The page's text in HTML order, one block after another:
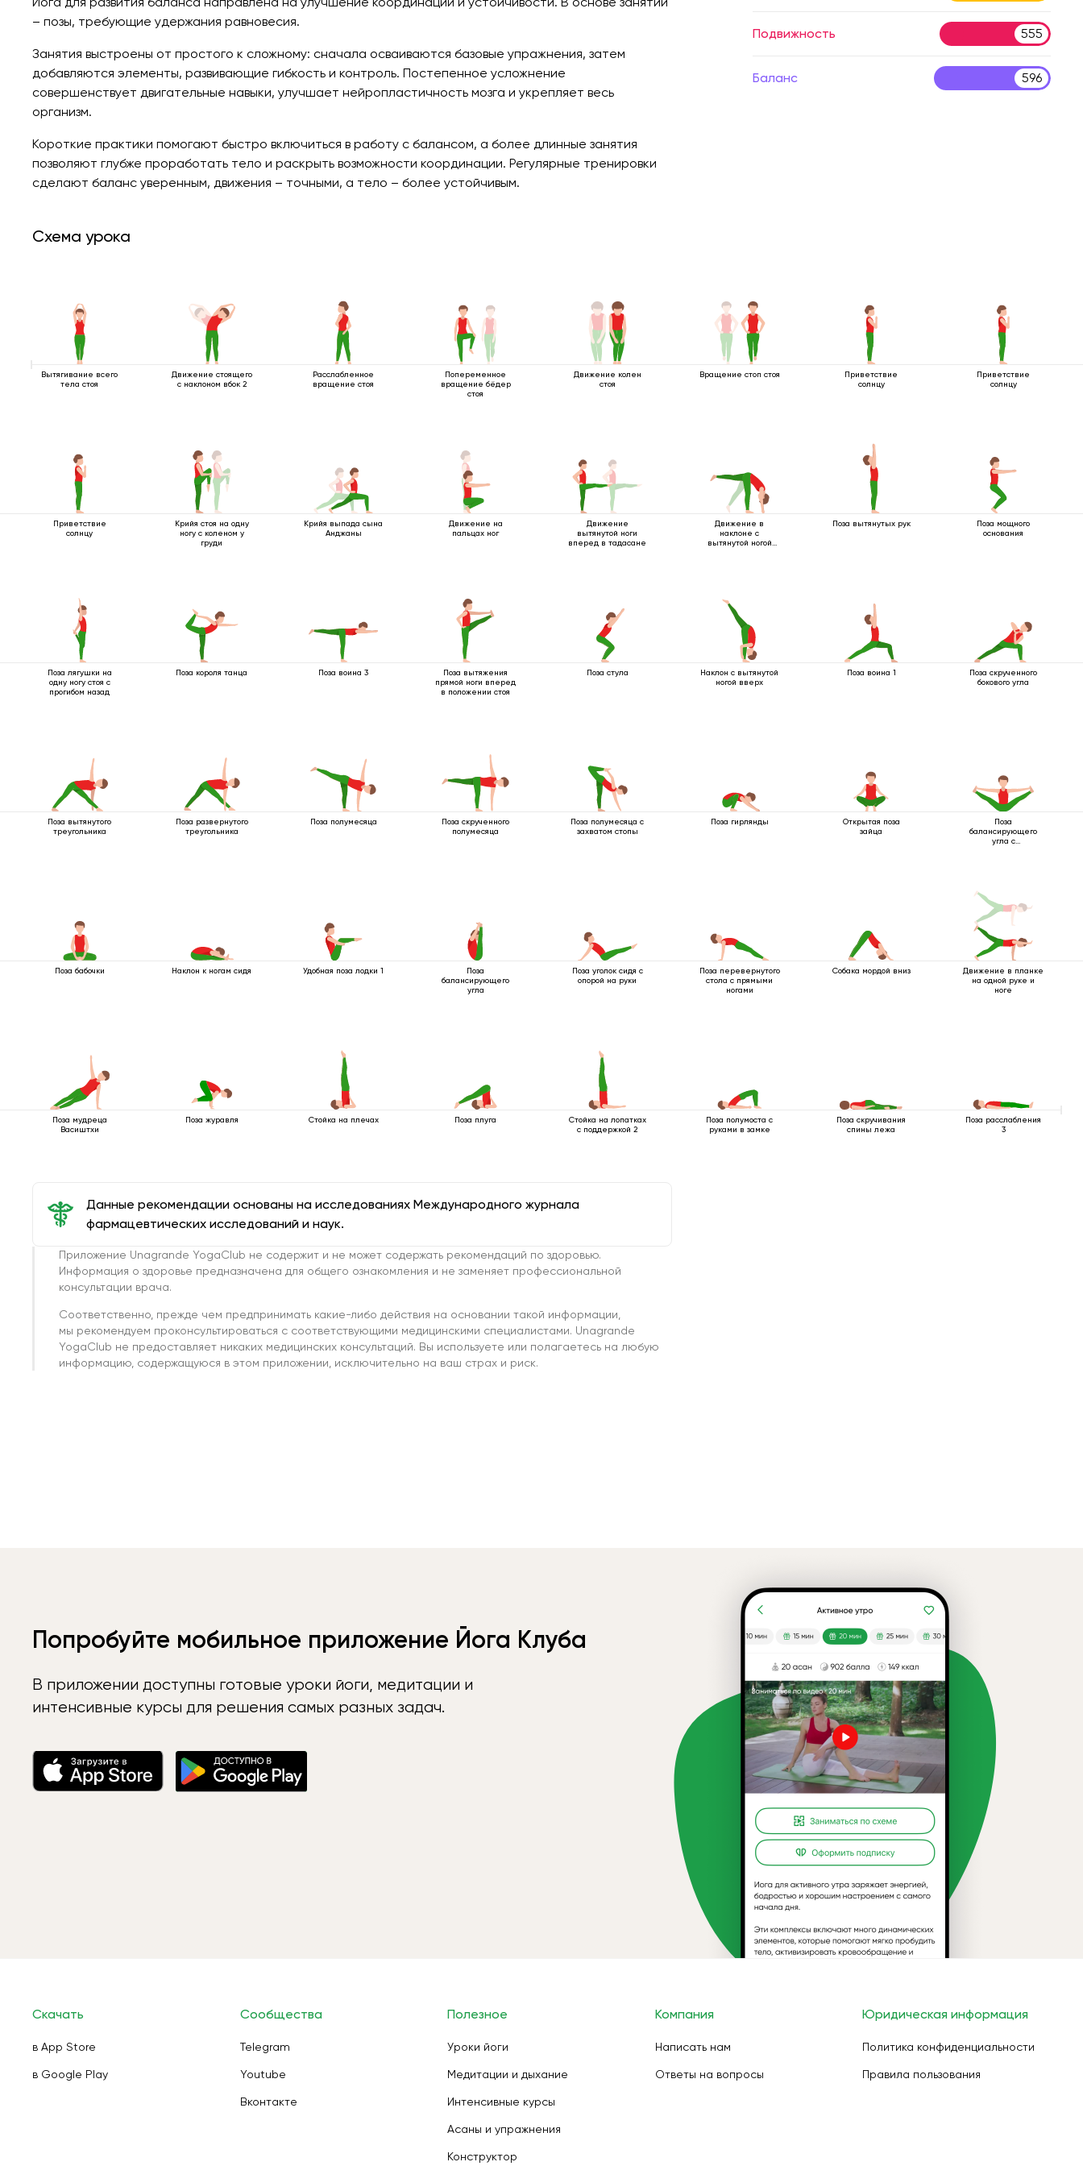
– позы, требующие удержания равновесия.
Занятия выстроены от простого к сложному: сначала осваиваются базовые упражнения, затем
добавляются элементы, развивающие гибкость и контроль. Постепенное усложнение
совершенствует двигательные навыки, улучшает нейропластичность мозга и укрепляет весь
организм.
Короткие практики помогают быстро включиться в работу с балансом, а более длинные занятия
позволяют глубже проработать тело и раскрыть возможности координации. Регулярные тренировки
сделают баланс уверенным, движения – точными, а тело – более устойчивым.
Подвижность 555
Баланс 596
Схема урока
Вытягивание всего
тела стоя
Движение стоящего
с наклоном вбок 2
Расслабленное
вращение стоя
Попеременное
вращение бёдер
стоя
Движение колен
стоя
Вращение стоп стоя
Приветствие
солнцу
Приветствие
солнцу
Приветствие
солнцу
Крийя стоя на одну
ногу с коленом у
груди
Крийя выпада сына
Анджаны
Движение на
пальцах ног
Движение
вытянутой ноги
вперед в тадасане
Движение в
наклоне с
вытянутой ногой
Поза вытянутых рук
Поза мощного
основания
Поза лягушки на
одну ногу стоя с
прогибом назад
Поза короля танца Поза воина 3
Поза вытяжения
прямой ноги вперед
в положении стоя
Поза стула
Наклон с вытянутой
ногой вверх
Поза воина 1
Поза скрученного
бокового угла
Поза вытянутого
треугольника
Поза развернутого
треугольника
Поза полумесяца
Поза скрученного
полумесяца
Поза полумесяца с
захватом стопы
Поза гирлянды
Открытая поза
зайца
Поза
балансирующего
угла с
Поза бабочки Наклон к ногам сидя Удобная поза лодки 1
Поза
балансирующего
угла
Поза уголок сидя с
опорой на руки
Поза перевернутого
стола с прямыми
ногами
Собака мордой вниз
Движение в планке
на одной руке и
ноге
Поза мудреца
Васиштхи
Поза журавля Стойка на плечах Поза плуга
Стойка на лопатках
с поддержкой 2
Поза полумоста с
руками в замке
Поза скручивания
спины лежа
Поза расслабления
3
Данные рекомендации основаны на исследованиях Международного журнала
фармацевтических исследований и наук.
Приложение Unagrande YogaClub не содержит и не может содержать рекомендаций по здоровью.
Информация о здоровье предназначена для общего ознакомления и не заменяет профессиональной
консультации врача.
Соответственно, прежде чем предпринимать какие-либо действия на основании такой информации,
мы рекомендуем проконсультироваться с соответствующими медицинскими специалистами. Unagrande
YogaClub не предоставляет никаких медицинских консультаций. Вы используете или полагаетесь на любую
информацию, содержащуюся в этом приложении, исключительно на ваш страх и риск.
Попробуйте мобильное приложение Йога Клуба
В приложении доступны готовые уроки йоги, медитации и
интенсивные курсы для решения самых разных задач.
Скачать
в App Store
в Google Play
Сообщества
Telegram
Youtube
Вконтакте
Полезное
Уроки йоги
Медитации и дыхание
Интенсивные курсы
Асаны и упражнения
Конструктор
Компания
Написать нам
Ответы на вопросы
Юридическая информация
Политика конфиденциальности
Правила пользования